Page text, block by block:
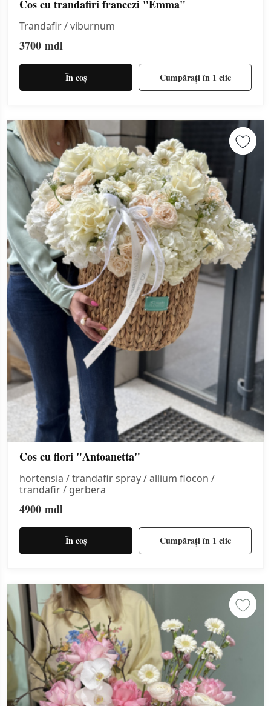
Cos cu trandafiri francezi "Emma"
Trandafir / viburnum
3700 mdl
În coș Cumpărați în 1 clic
Cos cu flori "Antoanetta"
hortensia / trandafir spray / allium flocon /
trandafir / gerbera
4900 mdl
În coș Cumpărați în 1 clic